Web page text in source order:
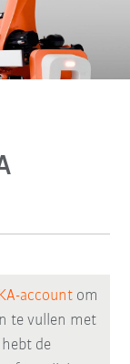
account om
te vullen met
de